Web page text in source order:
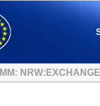
NRW:EXCHANGE